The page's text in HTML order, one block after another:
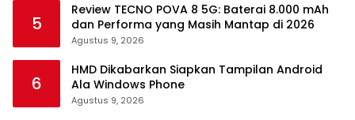
5
Review TECNO POVA 8 5G: Baterai 8.000 mAh
dan Performa yang Masih Mantap di 2026
Agustus 9, 2026
6
HMD Dikabarkan Siapkan Tampilan Android
Ala Windows Phone
Agustus 9, 2026